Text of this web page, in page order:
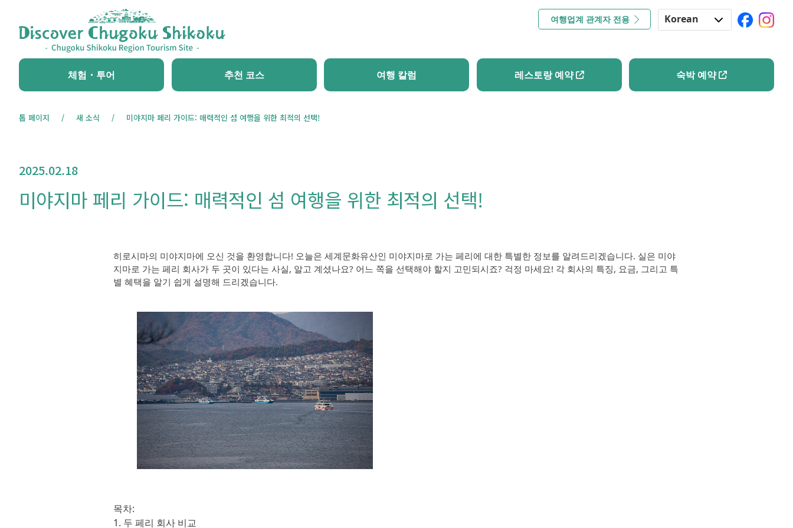
여행업계 관계자 전용
Japanese
Korean
Chinese
체험・투어 추천 코스 여행 칼럼 레스토랑 예약 숙박 예약
톱 페이지 새 소식 미야지마 페리 가이드: 매력적인 섬 여행을 위한 최적의 선택!
2025.02.18
미야지마 페리 가이드: 매력적인 섬 여행을 위한 최적의 선택!
히로시마의 미야지마에 오신 것을 환영합니다! 오늘은 세계문화유산인 미야지마로 가는 페리에 대한 특별한 정보를 알려드리겠습니다. 실은 미야
지마로 가는 페리 회사가 두 곳이 있다는 사실, 알고 계셨나요? 어느 쪽을 선택해야 할지 고민되시죠? 걱정 마세요! 각 회사의 특징, 요금, 그리고 특
별 혜택을 알기 쉽게 설명해 드리겠습니다.
목차:
1. 두 페리 회사 비교
레스토랑 예약 숙박 예약